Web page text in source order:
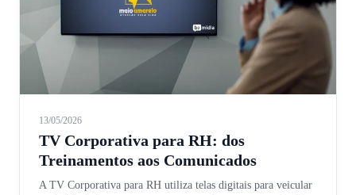
13/05/2026
TV Corporativa para RH: dos
Treinamentos aos Comunicados
A TV Corporativa para RH utiliza telas digitais para veicular